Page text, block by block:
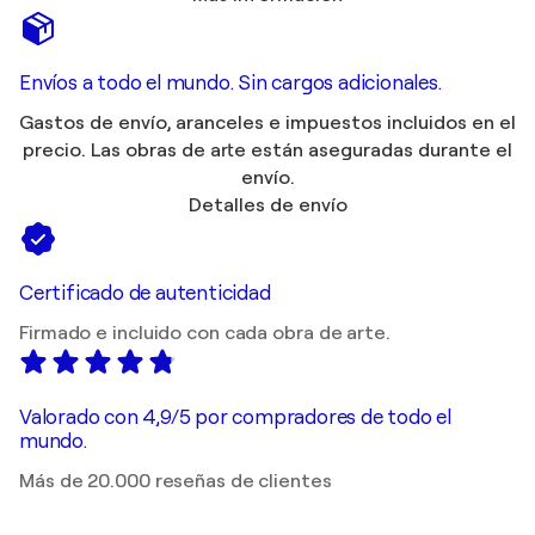
Envíos a todo el mundo. Sin cargos adicionales.
Gastos de envío, aranceles e impuestos incluidos en el
precio. Las obras de arte están aseguradas durante el
envío.
Detalles de envío
Certificado de autenticidad
Firmado e incluido con cada obra de arte.
Valorado con 4,9/5 por compradores de todo el
mundo.
Más de 20.000 reseñas de clientes